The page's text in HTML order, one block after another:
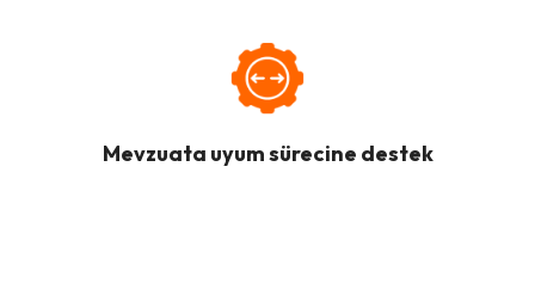
Mevzuata uyum sürecine destek